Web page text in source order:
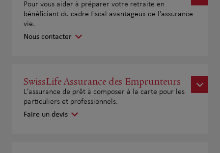
Pour vous aider à préparer votre retraite en
bénéficiant du cadre fiscal avantageux de l'assurance-
vie.
Nous contacter
SwissLife Assurance des Emprunteurs
L'assurance de prêt à composer à la carte pour les
particuliers et professionnels.
Faire un devis